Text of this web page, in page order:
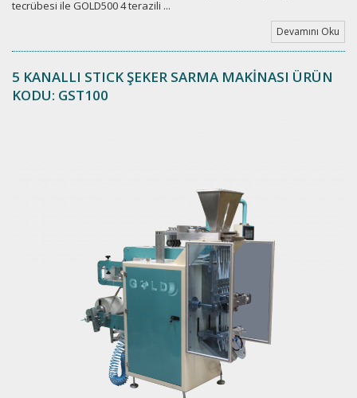
tecrübesi ile GOLD500 4 terazili ...
Devamını Oku
5 KANALLI STICK ŞEKER SARMA MAKİNASI ÜRÜN
KODU: GST100